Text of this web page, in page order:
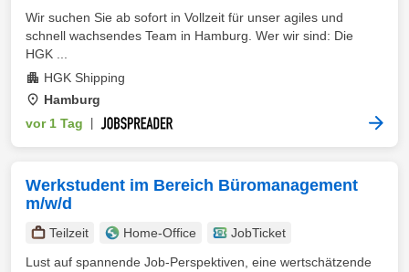
Wir suchen Sie ab sofort in Vollzeit für unser agiles und
schnell wachsendes Team in Hamburg. Wer wir sind: Die
HGK ...
HGK Shipping
Hamburg
vor 1 Tag
Werkstudent im Bereich Büromanagement
m/w/d
Teilzeit Home-Office
JobTicket
Lust auf spannende Job-Perspektiven, eine wertschätzende